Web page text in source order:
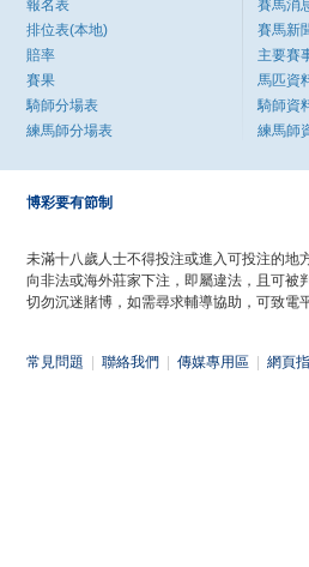
報名表
排位表(本地)
賠率
賽果
騎師分場表
練馬師分場表
賽馬消
賽馬新
主要賽
馬匹資
騎師資
練馬師
博彩要有節制
未滿十八歲人士不得投注或進入可投注的地方
向非法或海外莊家下注，即屬違法，且可被
切勿沉迷賭博，如需尋求輔導協助，可致電
常見問題 聯絡我們 傳媒專用區 網頁